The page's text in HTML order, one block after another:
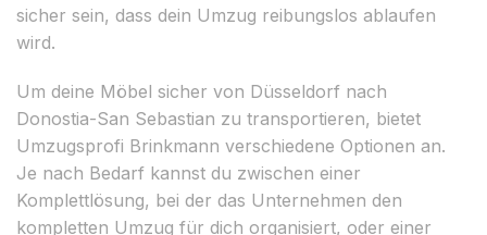
sicher sein, dass dein Umzug reibungslos ablaufen
wird.
Um deine Möbel sicher von Düsseldorf nach
Donostia-San Sebastian zu transportieren, bietet
Umzugsprofi Brinkmann verschiedene Optionen an.
Je nach Bedarf kannst du zwischen einer
Komplettlösung, bei der das Unternehmen den
kompletten Umzug für dich organisiert, oder einer